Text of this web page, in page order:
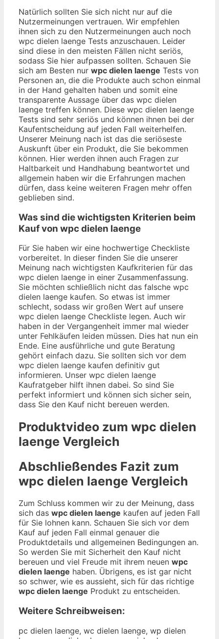
Natürlich sollten Sie sich nicht nur auf die
Nutzermeinungen vertrauen. Wir empfehlen
ihnen sich zu den Nutzermeinungen auch noch
wpc dielen laenge Tests anzuschauen. Leider
sind diese in den meisten Fällen nicht seriös,
sodass Sie hier aufpassen sollten. Schauen Sie
sich am Besten nur wpc dielen laenge Tests von
Personen an, die die Produkte auch schon einmal
in der Hand gehalten haben und somit eine
transparente Aussage über das wpc dielen
laenge treffen können. Diese wpc dielen laenge
Tests sind sehr seriös und können ihnen bei der
Kaufentscheidung auf jeden Fall weiterhelfen.
Unserer Meinung nach ist das die seriöseste
Auskunft über ein Produkt, die Sie bekommen
können. Hier werden ihnen auch Fragen zur
Haltbarkeit und Handhabung beantwortet und
allgemein haben wir die Erfahrungen machen
dürfen, dass keine weiteren Fragen mehr offen
geblieben sind.
Was sind die wichtigsten Kriterien beim
Kauf von wpc dielen laenge
Für Sie haben wir eine hochwertige Checkliste
vorbereitet. In dieser finden Sie die unserer
Meinung nach wichtigsten Kaufkriterien für das
wpc dielen laenge in einer Zusammenfassung.
Sie möchten schließlich nicht das falsche wpc
dielen laenge kaufen. So etwas ist immer
schlecht, sodass wir großen Wert auf unsere
wpc dielen laenge Checkliste legen. Auch wir
haben in der Vergangenheit immer mal wieder
unter Fehlkäufen leiden müssen. Dies hat nun ein
Ende. Eine ausführliche und gute Beratung
gehört einfach dazu. Sie sollten sich vor dem
wpc dielen laenge kaufen definitiv gut
informieren. Unser wpc dielen laenge
Kaufratgeber hilft ihnen dabei. So sind Sie
perfekt informiert und können sich sicher sein,
dass Sie den Kauf nicht bereuen werden.
Produktvideo zum wpc dielen
laenge Vergleich
Abschließendes Fazit zum
wpc dielen laenge Vergleich
Zum Schluss kommen wir zu der Meinung, dass
sich das wpc dielen laenge kaufen auf jeden Fall
für Sie lohnen kann. Schauen Sie sich vor dem
Kauf auf jeden Fall einmal genauer die
Produktdetails und allgemeinen Bedingungen an.
So werden Sie mit Sicherheit den Kauf nicht
bereuen und viel Freude mit ihrem neuen wpc
dielen laenge haben. Übrigens, es ist gar nicht
so schwer, wie es aussieht, sich für das richtige
wpc dielen laenge Produkt zu entscheiden.
Weitere Schreibweisen:
pc dielen laenge, wc dielen laenge, wp dielen